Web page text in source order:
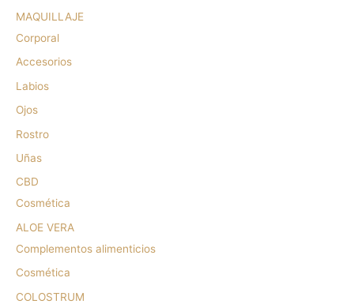
MAQUILLAJE
Corporal
Accesorios
Labios
Ojos
Rostro
Uñas
CBD
Cosmética
ALOE VERA
Complementos alimenticios
Cosmética
COLOSTRUM